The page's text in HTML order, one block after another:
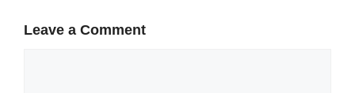
Leave a Comment